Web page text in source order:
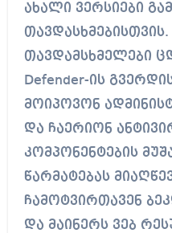
ახალი ვერსიები
თავდამსხმელები
Defender-ის
მოიპოვონ
და ჩაერიონ
კომპონენტების
წარმატებას
ჩამოტვირთავენ
და მაინერს ვებ